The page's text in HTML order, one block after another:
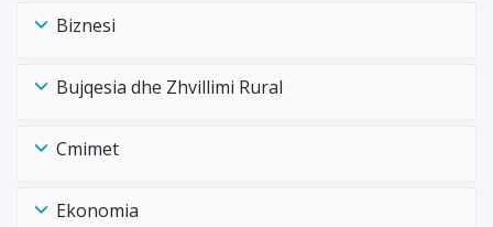
Biznesi
Bujqesia dhe Zhvillimi Rural
Cmimet
Ekonomia